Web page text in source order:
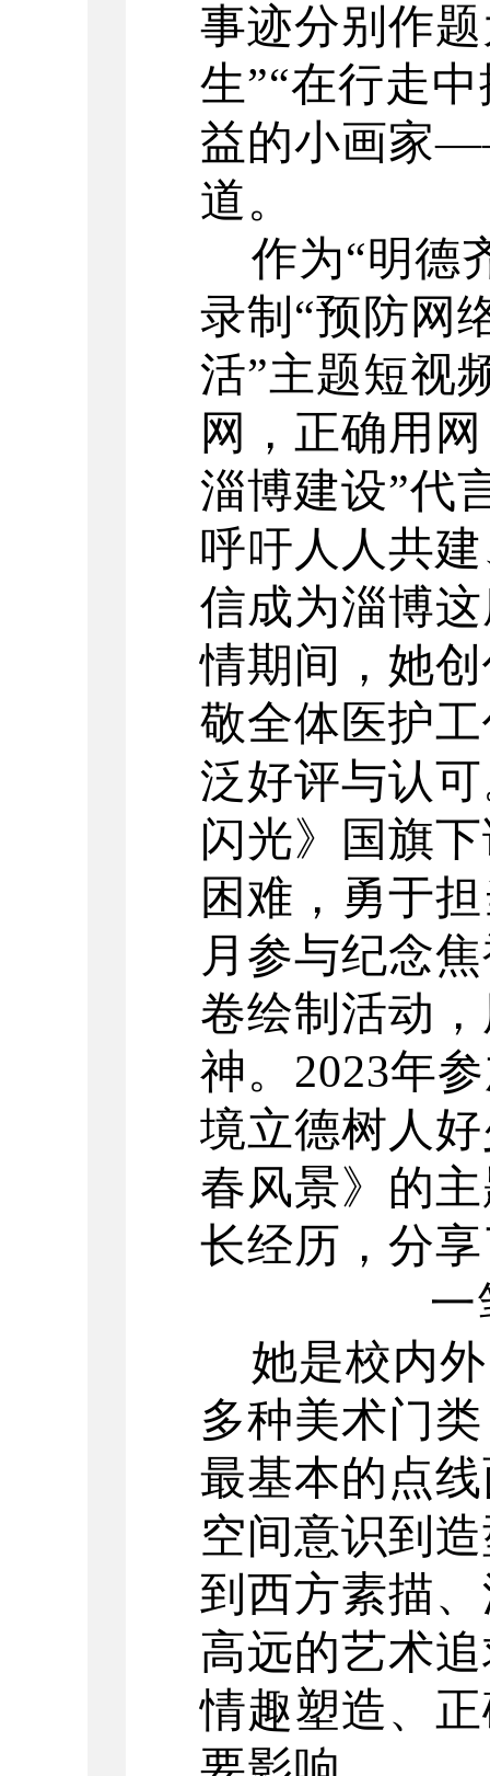
事迹分别作
生”“在行走
益的小画家
道。
作为“明德
录制“预防网
活”主题短视
网，正确用
淄博建设”代
呼吁人人共
信成为淄博
情期间，她
敬全体医护
泛好评与认
闪光》国旗
困难，勇于
月参与纪念
卷绘制活动
神。2023年
境立德树人
春风景》的
长经历，分
一
她是校内
多种美术门
最基本的点
空间意识到
到西方素描
高远的艺术
情趣塑造、